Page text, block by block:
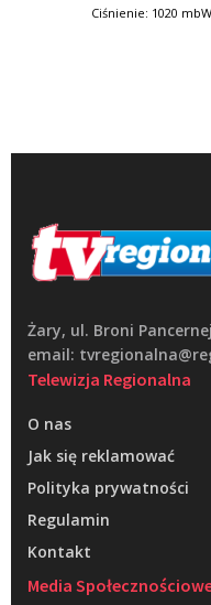
Ciśnienie: 1020 mb
Żary, ul. Broni
email:
Telewizja Regionalna
O nas
Jak się reklamować
Polityka prywatności
Regulamin
Kontakt
Media